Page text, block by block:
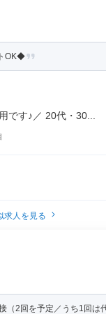
OK◆
です♪／ 20代・30...
求人を見る
（2回を予定／うち1回は